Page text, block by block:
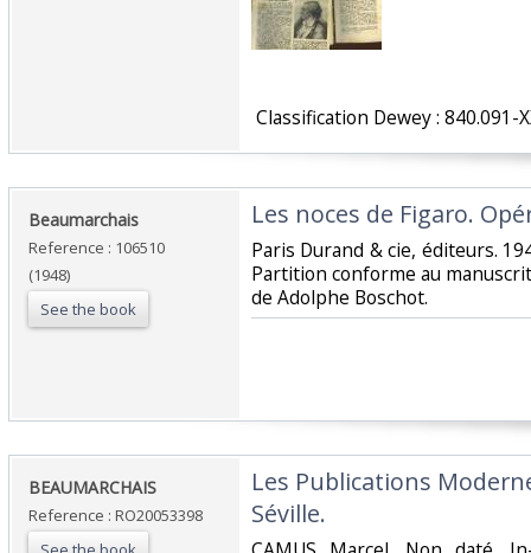
Classification Dewey : 840.091-
‎Beaumarchais ‎
Reference : 106510
(1948)
See the book
‎Les noces de Figaro.
‎Paris Durand & cie, éditeurs.
Partition conforme au
de Adolphe Boschot. ‎
‎BEAUMARCHAIS‎
Reference : RO20053398
‎Les Publications
Séville.‎